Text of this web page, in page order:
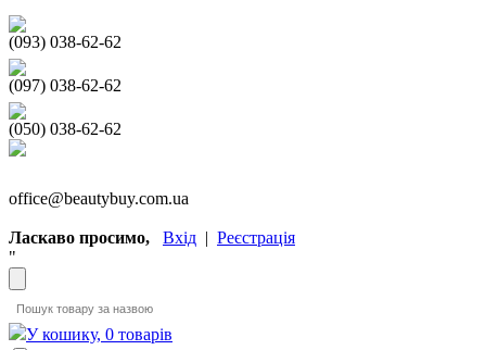
(093) 038-62-62
(097) 038-62-62
(050) 038-62-62
office@beautybuy.com.ua
Ласкаво просимо, Вхід | Реєстрація
"
У кошику, 0 товарів